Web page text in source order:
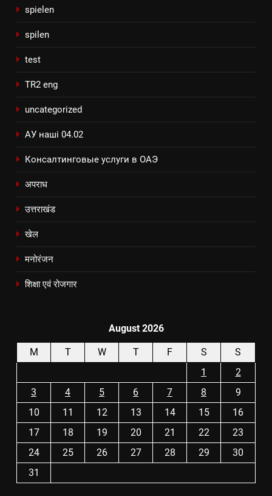
spielen
spilen
test
TR2 eng
uncategorized
АУ наші 04.02
Консалтинговые услуги в ОАЭ
अपराध
उत्तराखंड
खेल
मनोरंजन
शिक्षा एवं रोजगार
August 2026
M T W T F S
S
1
2
3
4 5 6 7 8
9
10
11 12 13 14 15
16
17
18 19 20 21 22
23
24
25 26 27 28 29
30
31